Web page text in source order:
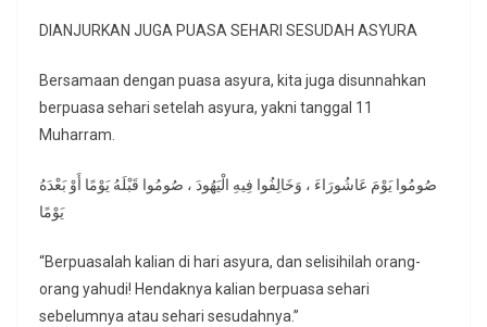
DIANJURKAN JUGA PUASA SEHARI SESUDAH ASYURA
Bersamaan dengan puasa asyura, kita juga disunnahkan
berpuasa sehari setelah asyura, yakni tanggal 11
Muharram.
صُومُوا يَوْمَ عَاشُورَاءَ ، وَخَالِفُوا فِيهِ الْيَهُودَ ، صُومُوا قَبْلَهُ يَوْمًا أَوْ بَعْدَهُ
يَوْمًا
“Berpuasalah kalian di hari asyura, dan selisihilah orang-
orang yahudi! Hendaknya kalian berpuasa sehari
sebelumnya atau sehari sesudahnya.”